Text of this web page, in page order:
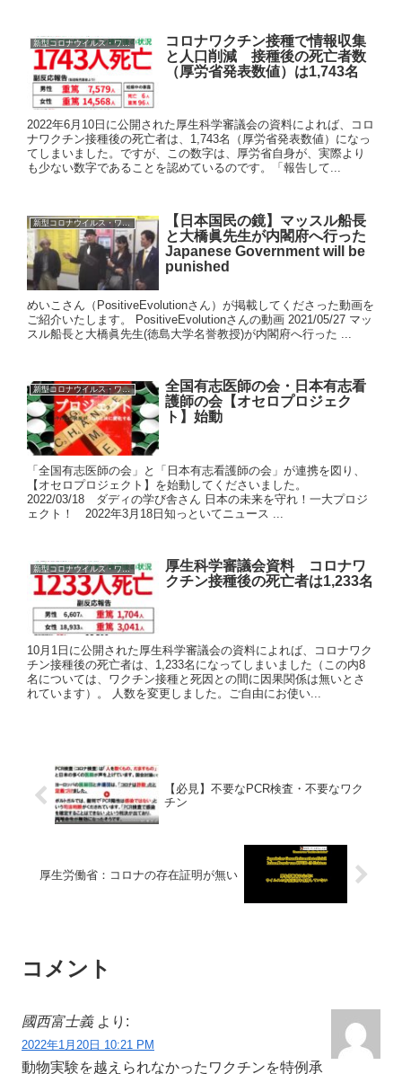
新型コロナウイルス・ワクチン
コロナワクチン接種で情報収集
と人口削減 接種後の死亡者数
（厚労省発表数値）は1,743名
2022年6月10日に公開された厚生科学審議会の資料によれば、コロ
ナワクチン接種後の死亡者は、1,743名（厚労省発表数値）になっ
てしまいました。ですが、この数字は、厚労省自身が、実際より
も少ない数字であることを認めているのです。「報告して...
新型コロナウイルス・ワクチン
【日本国民の鏡】マッスル船長
と大橋眞先生が内閣府へ行った
Japanese Government will be
punished
めいこさん（PositiveEvolutionさん）が掲載してくださった動画を
ご紹介いたします。 PositiveEvolutionさんの動画 2021/05/27 マッ
スル船長と大橋眞先生(徳島大学名誉教授)が内閣府へ行った ...
新型コロナウイルス・ワクチン
全国有志医師の会・日本有志看
護師の会【オセロプロジェク
ト】始動
「全国有志医師の会」と「日本有志看護師の会」が連携を図り、
【オセロプロジェクト】を始動してくださいました。
2022/03/18 ダディの学び舎さん 日本の未来を守れ！一大プロジ
ェクト！ 2022年3月18日知っといてニュース ...
新型コロナウイルス・ワクチン
厚生科学審議会資料 コロナワ
クチン接種後の死亡者は1,233名
10月1日に公開された厚生科学審議会の資料によれば、コロナワク
チン接種後の死亡者は、1,233名になってしまいました（この内8
名については、ワクチン接種と死因との間に因果関係は無いとさ
れています）。 人数を変更しました。ご自由にお使い...
【必見】不要なPCR検査・不要なワク
チン
厚生労働省：コロナの存在証明が無い
コメント
國西富士義 より:
2022年1月20日 10:21 PM
動物実験を越えられなかったワクチンを特例承